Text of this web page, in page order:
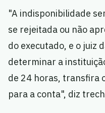
"A indisponibilidade
se rejeitada ou não
do executado, e o juiz
determinar a
de 24 horas, transfira
para a conta", diz